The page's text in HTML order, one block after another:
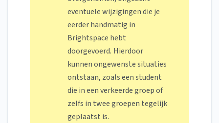
eventuele wijzigingen die je
eerder handmatig in
Brightspace hebt
doorgevoerd. Hierdoor
kunnen ongewenste situaties
ontstaan, zoals een student
die in een verkeerde groep of
zelfs in twee groepen tegelijk
geplaatst is.